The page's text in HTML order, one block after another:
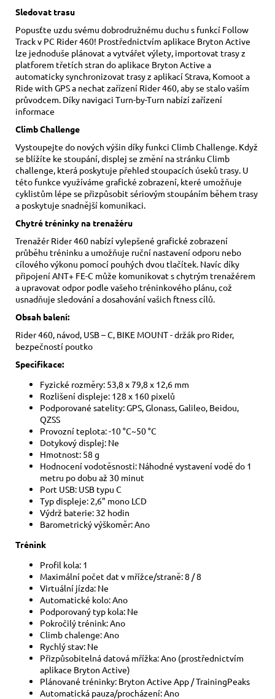
Sledovat trasu
Popusťte uzdu svému dobrodružnému duchu s funkcí Follow
Track v PC Rider 460! Prostřednictvím aplikace Bryton Active
lze jednoduše plánovat a vytvářet výlety, importovat trasy z
platforem třetích stran do aplikace Bryton Active a
automaticky synchronizovat trasy z aplikací Strava, Komoot a
Ride with GPS a nechat zařízení Rider 460, aby se stalo vaším
průvodcem. Díky navigaci Turn-by-Turn nabízí zařízení
informace
ClimbChallenge
Vystoupejte do nových výšin díky funkci Climb Challenge. Když
se blížíte ke stoupání, displej se změní na stránku Climb
challenge, která poskytuje přehled stoupacích úseků trasy. U
této funkce využíváme grafické zobrazení, které umožňuje
cyklistům lépe se přizpůsobit sériovým stoupáním během trasy
a poskytuje snadnější komunikaci.
Chytré tréninky na trenažéru
Trenažér Rider 460 nabízí vylepšené grafické zobrazení
průběhu tréninku a umožňuje ruční nastavení odporu nebo
cílového výkonu pomocí pouhých dvou tlačítek. Navíc díky
připojení ANT+ FE-C může komunikovat s chytrým trenažérem
a upravovat odpor podle vašeho tréninkového plánu, což
usnadňuje sledování a dosahování vašich ftness cílů.
Obsah balení:
Rider 460, návod, USB – C, BIKE MOUNT - držák pro Rider,
bezpečností poutko
Specifikace:
Fyzické rozměry: 53,8 x 79,8 x 12,6 mm
Rozlišení displeje: 128 x 160 pixelů
Podporované satelity: GPS, Glonass, Galileo, Beidou,
QZSS
Provozní teplota: -10 °C~50 °C
Dotykový displej: Ne
Hmotnost: 58 g
Hodnocení vodotěsnosti: Náhodné vystavení vodě do 1
metru po dobu až 30 minut
Port USB: USB typu C
Typ displeje: 2,6" mono LCD
Výdrž baterie: 32 hodin
Barometrický výškoměr: Ano
Trénink
Profil kola: 1
Maximální počet dat v mřížce/straně: 8 / 8
Virtuální jízda: Ne
Automatické kolo: Ano
Podporovaný typ kola: Ne
Pokročilý trénink: Ano
Climb chalenge: Ano
Rychlý stav: Ne
Přizpůsobitelná datová mřížka: Ano (prostřednictvím
aplikace Bryton Active)
Plánované tréninky: Bryton Active App / TrainingPeaks
Automatická pauza/procházení: Ano